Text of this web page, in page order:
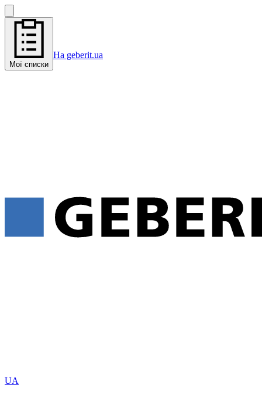
Мої списки
На geberit.ua
UA